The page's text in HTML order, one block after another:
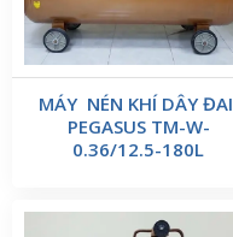
MÁY NÉN KHÍ DÂY ĐAI
PEGASUS TM-W-
0.36/12.5-180L